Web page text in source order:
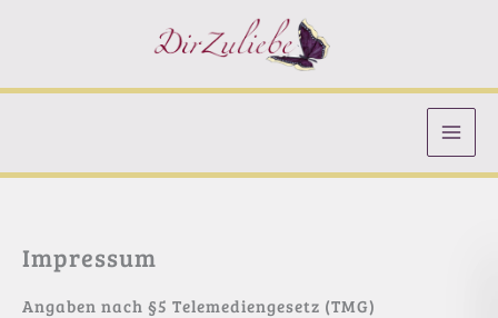
Impressum
Angaben nach §5 Telemediengesetz (TMG)